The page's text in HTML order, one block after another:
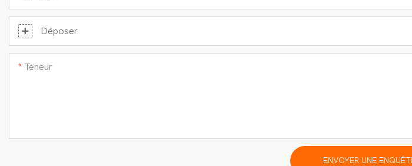
Déposer
Teneur
ENVOYER UNE